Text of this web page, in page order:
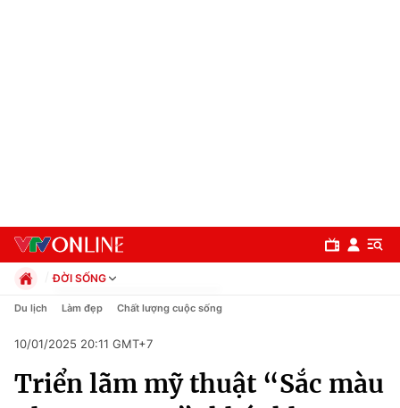
Chuyên mục
ĐỜI SỐNG
Chính trị
Pháp luật
Kinh tế
Thể thao
Du lịch Làm đẹp Chất lượng cuộc sống
10/01/2025 20:11 GMT+7
Triển lãm mỹ thuật “Sắc màu